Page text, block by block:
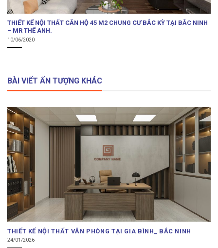
THIẾT KẾ NỘI THẤT CĂN HỘ 45 M2 CHUNG CƯ BẮC KỲ TẠI BẮC NINH
– MR THẾ ANH.
10/06/2020
BÀI VIẾT ẤN TƯỢNG KHÁC
THIẾT KẾ NỘI THẤT VĂN PHÒNG TẠI GIA BÌNH_ BẮC NINH
24/01/2026